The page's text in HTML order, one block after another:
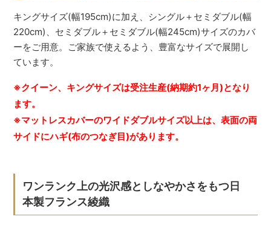
キングサイズ(幅195cm)に加え、シングル＋セミダブル(幅
220cm)、セミダブル＋セミダブル(幅245cm)サイズのカバ
ーをご用意。ご家族で使えるよう、豊富なサイズで展開し
ています。
※クイーン、キングサイズは受注生産(納期約1ヶ月)となり
ます。
※マットレスカバーのワイドダブルサイズ以上は、表面の両
サイドにハギ(布のつなぎ目)があります。
ワンランク上の光沢感としなやかさをもつ日
本製フランス綾織